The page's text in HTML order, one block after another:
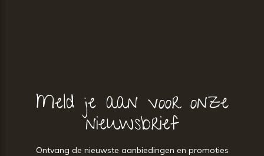
Meld je aan voor onze
nieuwsbrief
Ontvang de nieuwste aanbiedingen en promoties